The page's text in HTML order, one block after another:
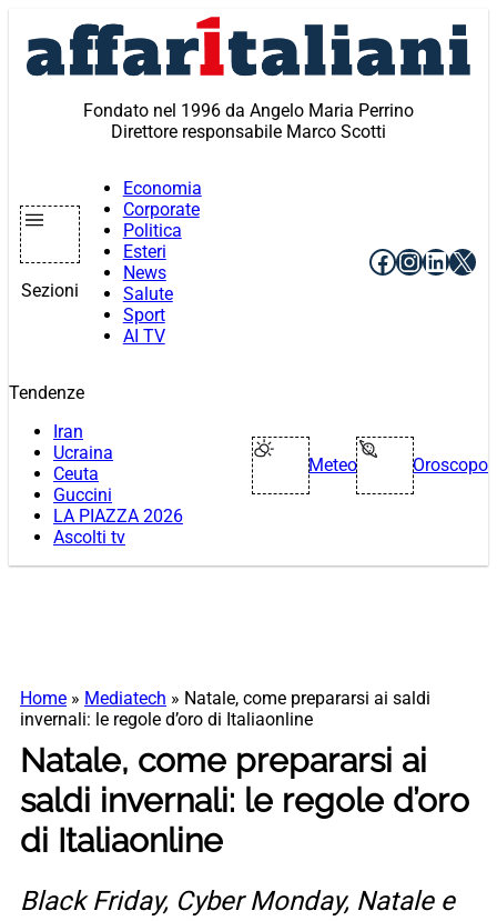
contenuto
Fondato nel 1996 da Angelo Maria Perrino
Direttore responsabile Marco Scotti
Sezioni
Economia
Corporate
Politica
Esteri
News
Salute
Sport
AI TV
Facebook
X
Tendenze
Iran
Ucraina
Ceuta
Guccini
LA PIAZZA 2026
Ascolti tv
Meteo Oroscopo
Home » Mediatech » Natale, come prepararsi ai saldi
invernali: le regole d’oro di Italiaonline
Natale, come prepararsi ai
saldi invernali: le regole d’oro
di Italiaonline
Black Friday, Cyber Monday, Natale e